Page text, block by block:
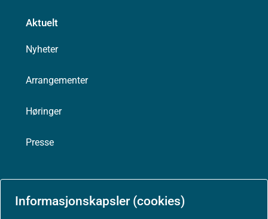
Informasjonskapsler (cookies)
Aktuelt
Nyheter
Arrangementer
Høringer
Presse
Om nettstedet